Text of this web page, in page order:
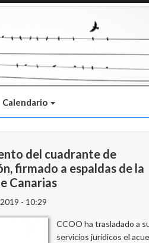
Calendario
del cuadrante de
firmado a espaldas de la
Canarias
- 10:29
CCOO ha trasladado a
servicios jurídicos el